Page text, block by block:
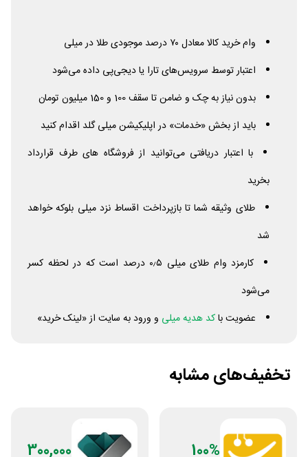
وام خرید کالا معادل ۷۰ درصد موجودی طلا در میلی
اعتبار توسط سرویس‌های تارا یا دیجی‌پی داده می‌شود
بدون نیاز به چک و ضامن تا سقف 100 و 150 میلیون تومان
باید از بخش «خدمات» در اپلیکیشن میلی گلد اقدام کنید
با اعتبار دریافتی می‌توانید از فروشگاه های طرف قرارداد
بخرید
طلای وثیقه شما تا بازپرداخت اقساط نزد میلی بلوکه خواهد
شد
کارمزد وام طلای میلی ۰٫۵ درصد است که در لحظه کسر
می‌شود
عضویت باکد هدیه میلی و ورود به سایت از «لینک خرید»
تخفیف‌های مشابه
100%
300,000